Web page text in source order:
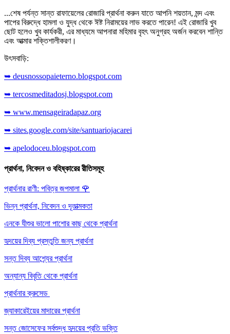
...শেষ পর্যন্ত সান্ত রাফায়েলের রোজারি প্রার্থনা করুন যাতে আপনি শয়তান, মন্দ এবং
পাপের বিরুদ্ধে হামলা ও যুদ্ধ থেকে ঈষ্ট নিরাময়ের লাভ করতে পারেন! এই রোজারি খুব
ছোট হলেও খুব কার্যকরী, এর মাধ্যমে আপনারা মহিমার বৃহৎ অনুগ্রহ অর্জন করবেন শান্তি
এবং আত্মার শক্তিশালীকরণ।
উৎসবাড়ি:
➥ deusnossopaieterno.blogspot.com
➥ tercosmeditadosj.blogspot.com
➥ www.mensageiradapaz.org
➥ sites.google.com/site/santuariojacarei
➥ apelodoceu.blogspot.com
প্রার্থনা, নিবেদন ও বহিষ্কারের রীতিসমূহ
প্রার্থনার রাণী: পবিত্র জপমালা 🌹
ভিন্ন প্রার্থনা, নিবেদন ও দূতাত্মকতা
এনকে যীশুর ভালো পাশোর কাছ থেকে প্রার্থনা
হৃদয়ের দিব্য প্রস্তুতি জন্য প্রার্থনা
সন্ত দিব্য আশ্র্যের প্রার্থনা
অন্যান্য বিবৃতি থেকে প্রার্থনা
প্রার্থনার ক্রুসেড
জ্যাকারেইয়ের মাদারের প্রার্থনা
সন্ত জোসেফের সর্বশুদ্ধ হৃদয়ের প্রতি ভক্তি